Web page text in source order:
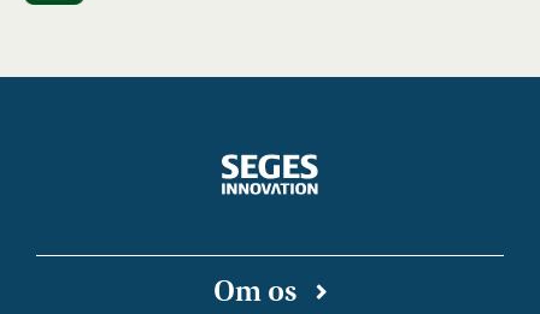
Om os